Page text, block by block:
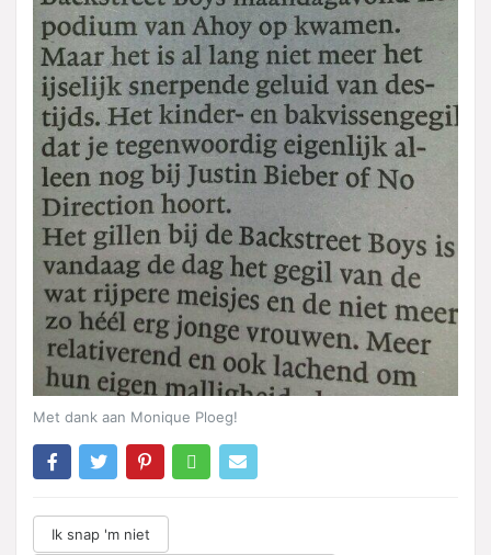
Met dank aan Monique Ploeg!
Ik snap 'm niet